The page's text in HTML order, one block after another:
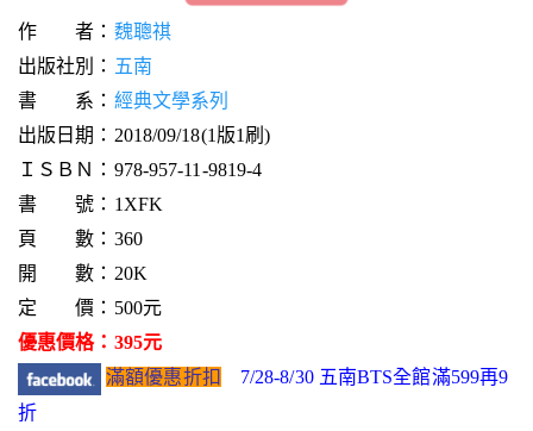
作 者： 魏聰祺
出版社別： 五南
書 系： 經典文學系列
出版日期：2018/09/18(1版1刷)
ＩＳＢＮ：978-957-11-9819-4
書 號：1XFK
頁 數：360
開 數：20K
定 價：500元
優惠價格：395元
滿額優惠折扣
7/28-8/30 五南BTS全館滿599再9
折